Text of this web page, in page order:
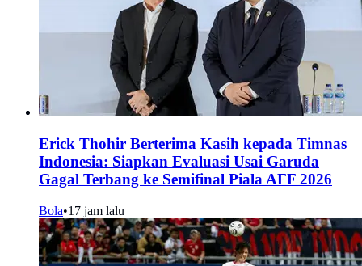
Erick Thohir Berterima Kasih kepada Timnas
Indonesia: Siapkan Evaluasi Usai Garuda
Gagal Terbang ke Semifinal Piala AFF 2026
Bola•17 jam lalu